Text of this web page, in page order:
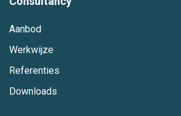
Aanbod
Werkwijze
Referenties
Downloads